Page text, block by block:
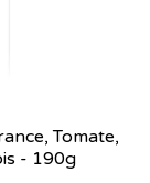
Tomate,
- 190g